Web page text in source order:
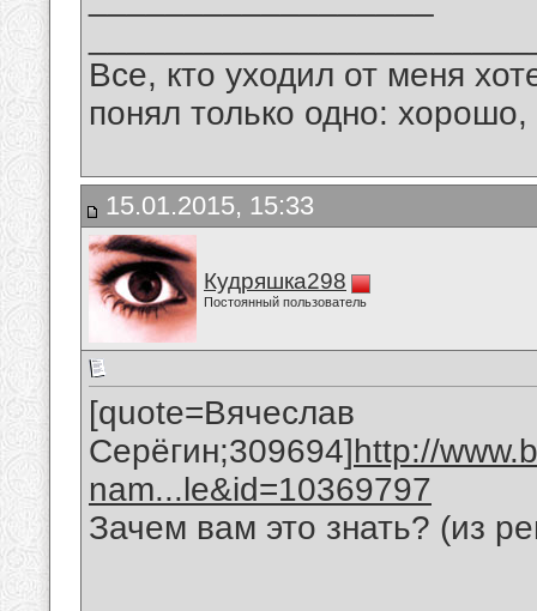
Все, кто уходил от меня
понял только одно:
15.01.2015, 15:33
Кудряшка298
Постоянный пользователь
[quote=Вячеслав
Серёгин;309694]http://
nam...le&id=10369797
Зачем вам это знать? (из